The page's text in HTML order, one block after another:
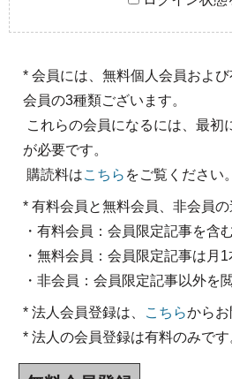
* 会員には、無料個人会員およ
会員の3種類ございます。
これらの会員になるには、最初
が必要です。
購読料はこちら をご覧ください。
* 有料会員と無料会員、非会員の
・有料会員：会員限定記事を含
・無料会員：会員限定記事は月
・非会員：会員限定記事以外を
* 法人会員登録は、 こちらからお
* 法人の会員登録は有料のみです